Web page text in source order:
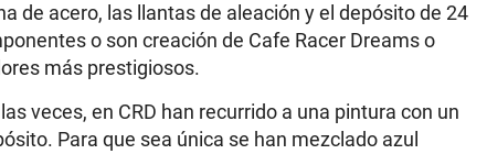
de acero, las llantas de aleación y el depósito de 24
o son creación de Cafe Racer Dreams o
más prestigiosos.
veces, en CRD han recurrido a una pintura con un
Para que sea única se han mezclado azul